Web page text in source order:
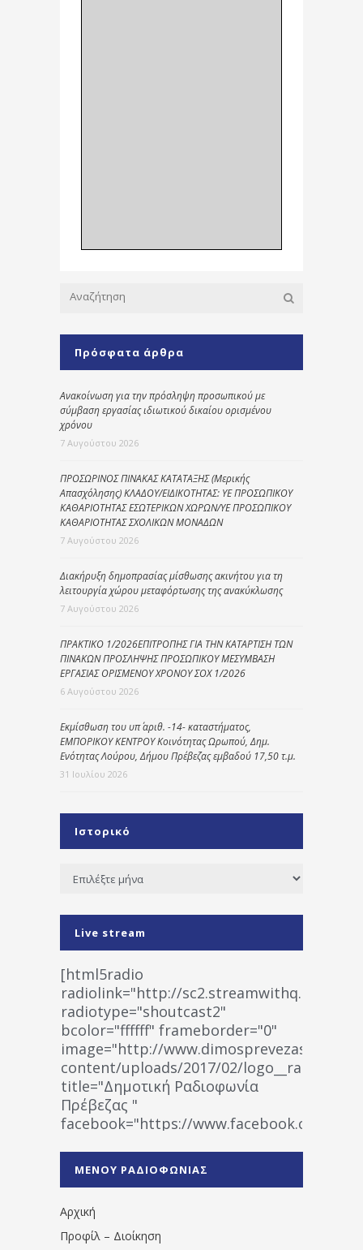
Πρόσφατα άρθρα
Ανακοίνωση για την πρόσληψη προσωπικού με
σύμβαση εργασίας ιδιωτικού δικαίου ορισμένου
χρόνου
7 Αυγούστου 2026
ΠΡΟΣΩΡΙΝΟΣ ΠΙΝΑΚΑΣ ΚΑΤΑΤΑΞΗΣ (Μερικής
Απασχόλησης) ΚΛΑΔΟΥ/ΕΙΔΙΚΟΤΗΤΑΣ: ΥΕ ΠΡΟΣΩΠΙΚΟΥ
ΚΑΘΑΡΙΟΤΗΤΑΣ ΕΣΩΤΕΡΙΚΩΝ ΧΩΡΩΝ/ΥΕ ΠΡΟΣΩΠΙΚΟΥ
ΚΑΘΑΡΙΟΤΗΤΑΣ ΣΧΟΛΙΚΩΝ ΜΟΝΑΔΩΝ
7 Αυγούστου 2026
Διακήρυξη δημοπρασίας μίσθωσης ακινήτου για τη
λειτουργία χώρου μεταφόρτωσης της ανακύκλωσης
7 Αυγούστου 2026
ΠΡΑΚΤΙΚΟ 1/2026ΕΠΙΤΡΟΠΗΣ ΓΙΑ ΤΗΝ ΚΑΤΑΡΤΙΣΗ ΤΩΝ
ΠΙΝΑΚΩΝ ΠΡΟΣΛΗΨΗΣ ΠΡΟΣΩΠΙΚΟΥ ΜΕΣΥΜΒΑΣΗ
ΕΡΓΑΣΙΑΣ ΟΡΙΣΜΕΝΟΥ ΧΡΟΝΟΥ ΣΟΧ 1/2026
6 Αυγούστου 2026
Εκμίσθωση του υπ΄ αριθ. -14- καταστήματος,
ΕΜΠΟΡΙΚΟΥ ΚΕΝΤΡΟΥ Κοινότητας Ωρωπού, Δημ.
Ενότητας Λούρου, Δήμου Πρέβεζας εμβαδού 17,50 τ.μ.
31 Ιουλίου 2026
Ιστορικό
Ιστορικό
Live stream
[html5radio
radiolink="http://
radiotype="shoutcast2"
bcolor="ffffff" frameborder="0"
image="http://www.dimosprevezas.gr/wp-
content/uploads/2017/02/
title="Δημοτική Ραδιοφωνία
Πρέβεζας "
facebook="https://www.facebook.com/
1531194763766854/" artist="" ]
ΜΕΝΟΥ ΡΑΔΙΟΦΩΝΙΑΣ
Αρχική
Προφίλ – Διοίκηση